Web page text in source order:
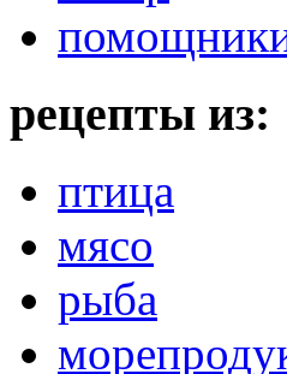
рецепты из:
птица
мясо
рыба